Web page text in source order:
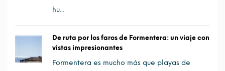
hu...
De ruta por los faros de Formentera: un viaje con
vistas impresionantes
Formentera es mucho más que playas de